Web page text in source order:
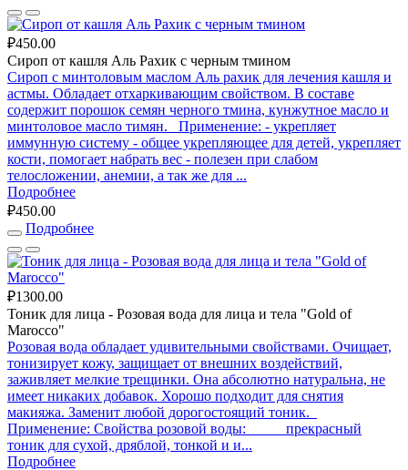
₽450.00
Сироп от кашля Аль Рахик с черным тмином
Сироп с минтоловым маслом Аль рахик для лечения кашля и
астмы. Обладает отхаркивающим свойством. В составе
содержит порошок семян черного тмина, кунжутное масло и
минтоловое масло тимян. Применение: - укрепляет
иммунную систему - общее укрепляющее для детей, укрепляет
кости, помогает набрать вес - полезен при слабом
телосложении, анемии, а так же для ...
Подробнее
₽450.00
Подробнее
₽1300.00
Тоник для лица - Розовая вода для лица и тела "Gold of
Marocco"
Розовая вода обладает удивительными свойствами. Очищает,
тонизирует кожу, защищает от внешних воздействий,
заживляет мелкие трещинки. Она абсолютно натуральна, не
имеет никаких добавок. Хорошо подходит для снятия
макияжа. Заменит любой дорогостоящий тоник.
Применение: Свойства розовой воды: прекрасный
тоник для сухой, дряблой, тонкой и и...
Подробнее